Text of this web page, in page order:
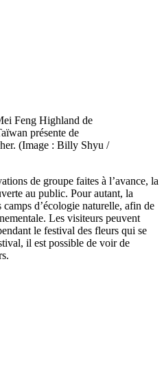
Feng Highland de
présente de
(Image : Billy Shyu /
de groupe faites à l’avance, la
au public. Pour autant, la
camps d’écologie naturelle, afin de
Les visiteurs peuvent
le festival des fleurs qui se
il est possible de voir de